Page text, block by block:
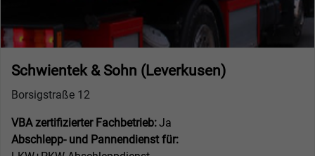
Schwientek & Sohn (Leverkusen)
Borsigstraße 12
VBA zertifizierter Fachbetrieb:Ja
Abschlepp- und Pannendienst für: